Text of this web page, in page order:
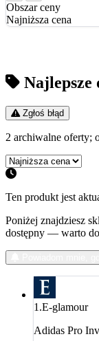
Obszar ceny
Najniższa cena
Najlepsze
Zgłoś błąd
2 archiwalne oferty;
Ten produkt jest
Poniżej znajdziesz
dostępny — warto
1.E-glamour
Adidas Pro